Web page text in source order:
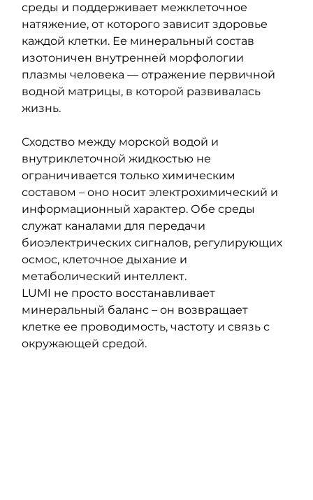
среды и поддерживает межклеточное
натяжение, от которого зависит здоровье
каждой клетки. Ее минеральный состав
изотоничен внутренней морфологии
плазмы человека — отражение первичной
водной матрицы, в которой развивалась
жизнь.
Сходство между морской водой и
внутриклеточной жидкостью не
ограничивается только химическим
составом – оно носит электрохимический и
информационный характер. Обе среды
служат каналами для передачи
биоэлектрических сигналов, регулирующих
осмос, клеточное дыхание и
метаболический интеллект.
LUMI не просто восстанавливает
минеральный баланс – он возвращает
клетке ее проводимость, частоту и связь с
окружающей средой.